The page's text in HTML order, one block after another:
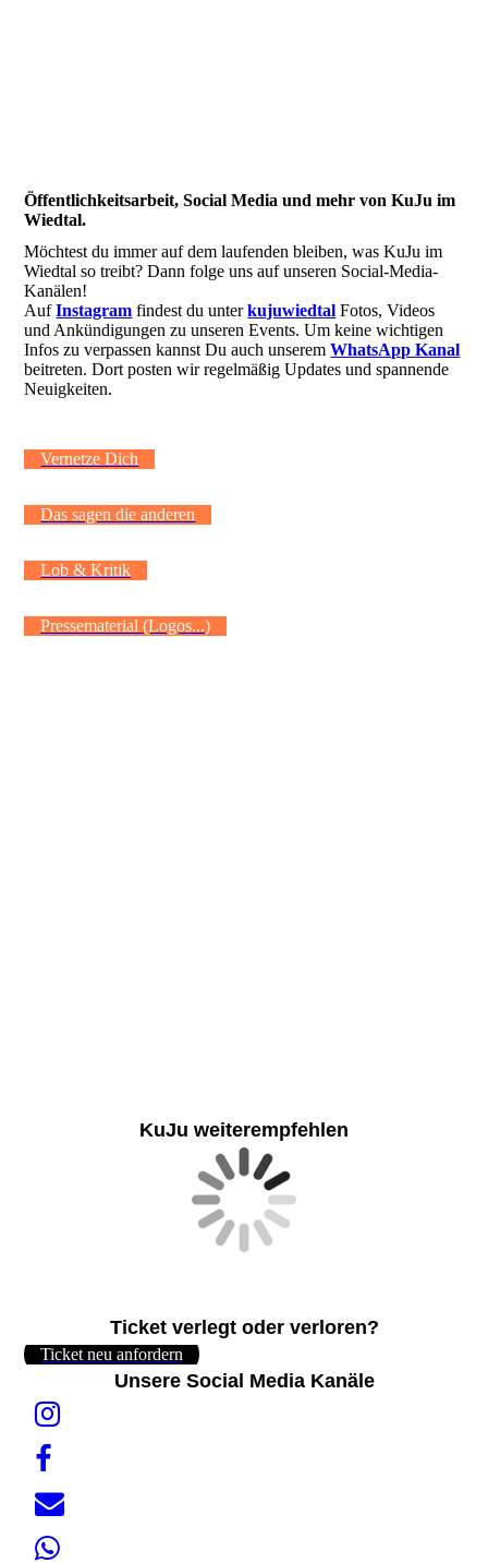
Öffentlichkeitsarbeit, Social Media und mehr von KuJu im
Wiedtal.
Möchtest du immer auf dem laufenden bleiben, was KuJu im
Wiedtal so treibt? Dann folge uns auf unseren Social-Media-
Kanälen!
AufInstagram findest du unterkujuwiedtal Fotos, Videos
und Ankündigungen zu unseren Events. Um keine wichtigen
Infos zu verpassen kannst Du auch unseremWhatsApp Kanal
beitreten. Dort posten wir regelmäßig Updates und spannende
Neuigkeiten.
Vernetze Dich
Das sagen die anderen
Lob & Kritik
Pressematerial (Logos...)
KuJu weiterempfehlen
Ticket verlegt oder verloren?
Ticket neu anfordern
Unsere Social Media Kanäle